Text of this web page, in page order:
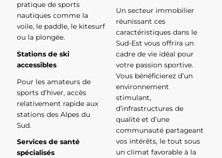
pratique de sports
nautiques comme la
voile, le paddle, le kitesurf
ou la plongée.
Stations de ski
accessibles
Pour les amateurs de
sports d’hiver, accès
relativement rapide aux
stations des Alpes du
Sud.
Services de santé
spécialisés
Un secteur immobilier
réunissant ces
caractéristiques dans le
Sud-Est vous offrira un
cadre de vie idéal pour
votre passion sportive.
Vous bénéficierez d’un
environnement
stimulant,
d’infrastructures de
qualité et d’une
communauté partageant
vos intérêts, le tout sous
un climat favorable à la